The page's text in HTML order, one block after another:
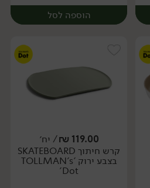
הוספה לסל
יח׳
119.00
₪/ יח׳
קרש חיתוך SKATEBOARD
בצבע ירוק 'TOLLMAN's
Dot'